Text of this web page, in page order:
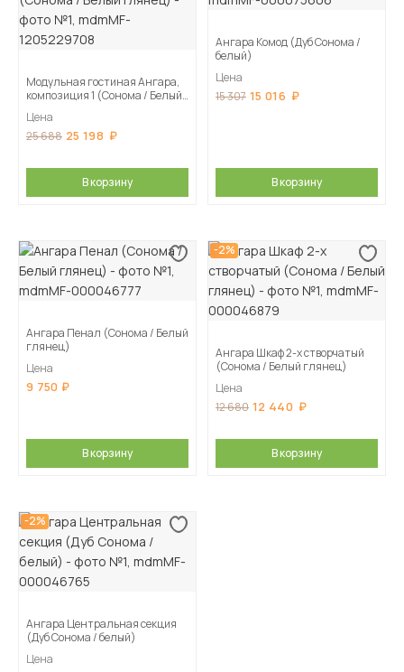
Модульная гостиная Ангара,
композиция 1 (Сонома / Белый
Цена
25 688 25 198
В корзину
Ангара Комод (Дуб Сонома /
белый)
Цена
15 307 15 016
В корзину
Ангара Пенал (Сонома / Белый
глянец)
Цена
9 750
В корзину
-2%
Ангара Шкаф 2-х створчатый
(Сонома / Белый глянец)
Цена
12 680 12 440
В корзину
-2%
Ангара Центральная секция
(Дуб Сонома / белый)
Цена